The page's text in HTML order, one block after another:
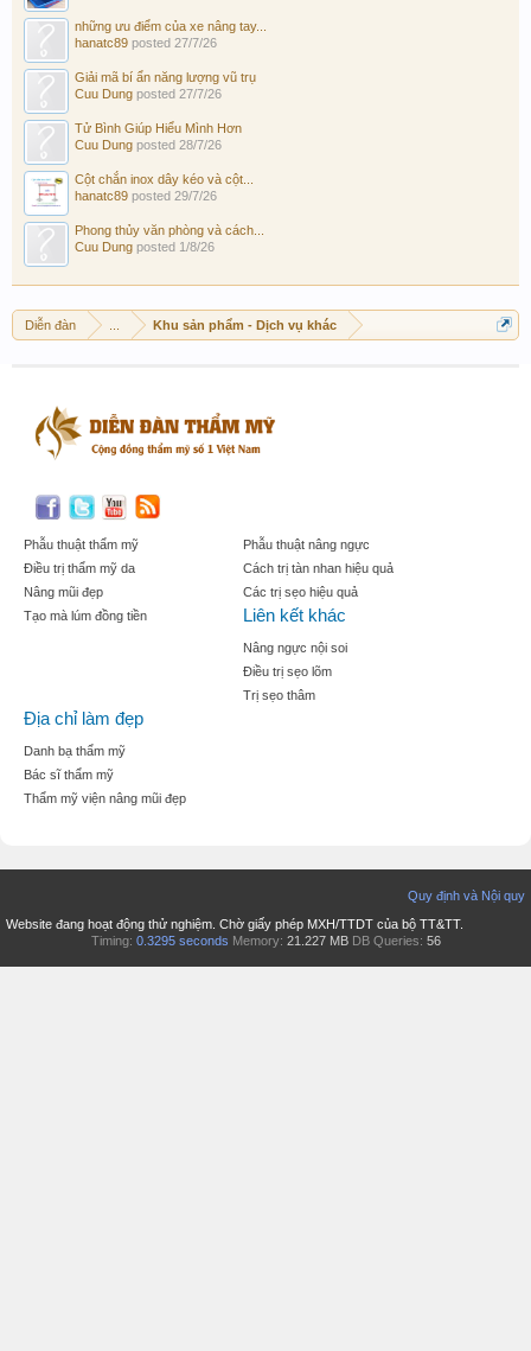
những ưu điểm của xe nâng tay...
hanatc89 posted 27/7/26
Giải mã bí ẩn năng lượng vũ trụ
Cuu Dung posted 27/7/26
Tử Bình Giúp Hiểu Mình Hơn
Cuu Dung posted 28/7/26
Cột chắn inox dây kéo và cột...
hanatc89 posted 29/7/26
Phong thủy văn phòng và cách...
Cuu Dung posted 1/8/26
Diễn đàn Khu sản phẩm - Dịch vụ khác
Phẫu thuật thẩm mỹ
Điều trị thẩm mỹ da
Nâng mũi đẹp
Tạo mà lúm đồng tiền
Phẫu thuật nâng ngực
Cách trị tàn nhan hiệu quả
Các trị sẹo hiệu quả
Liên kết khác
Nâng ngực nội soi
Điều trị sẹo lõm
Trị sẹo thâm
Địa chỉ làm đẹp
Danh bạ thẩm mỹ
Bác sĩ thẩm mỹ
Thẩm mỹ viện nâng mũi đẹp
Quy định và Nội quy
Website đang hoạt động thử nghiệm. Chờ giấy phép MXH/TTDT của bộ TT&TT.
Timing: 0.3295 seconds Memory: 21.227 MB DB Queries: 56